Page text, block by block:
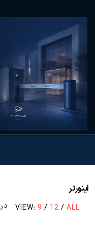
همیار امنیت
اینورتر
VIEW: 9 / 12 / ALL